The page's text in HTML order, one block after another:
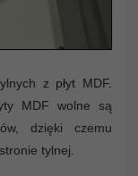
z płyt MDF.
MDF wolne są
dzięki czemu
tylnej.